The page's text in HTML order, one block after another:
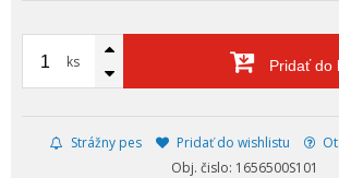
ks Pridať do
Strážny pes Pridať do wishlistu
Obj. čislo: 1656500S101